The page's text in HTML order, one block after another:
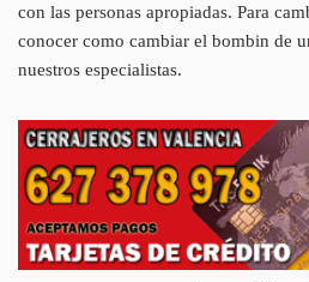
con las personas apropiadas. Para
conocer como cambiar el bombin de
nuestros especialistas.